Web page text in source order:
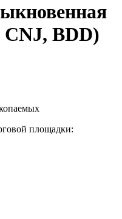
CNJ, BDD)
площадки: